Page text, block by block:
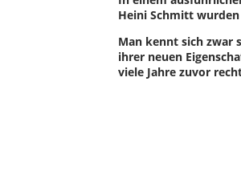
Heini Schmitt
Man kennt sich zwar
ihrer neuen
viele Jahre zuvor